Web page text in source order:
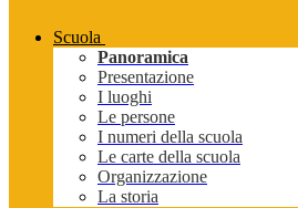
Scuola
Panoramica
Presentazione
I luoghi
Le persone
I numeri della scuola
Le carte della scuola
Organizzazione
La storia